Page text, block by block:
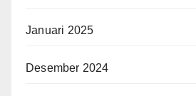
Januari 2025
Desember 2024